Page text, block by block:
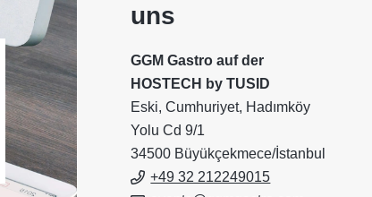
uns
GGM Gastro auf der
HOSTECH by TUSID
Eski, Cumhuriyet, Hadımköy
Yolu Cd 9/1
34500 Büyükçekmece/İstanbul
+49 32 212249015